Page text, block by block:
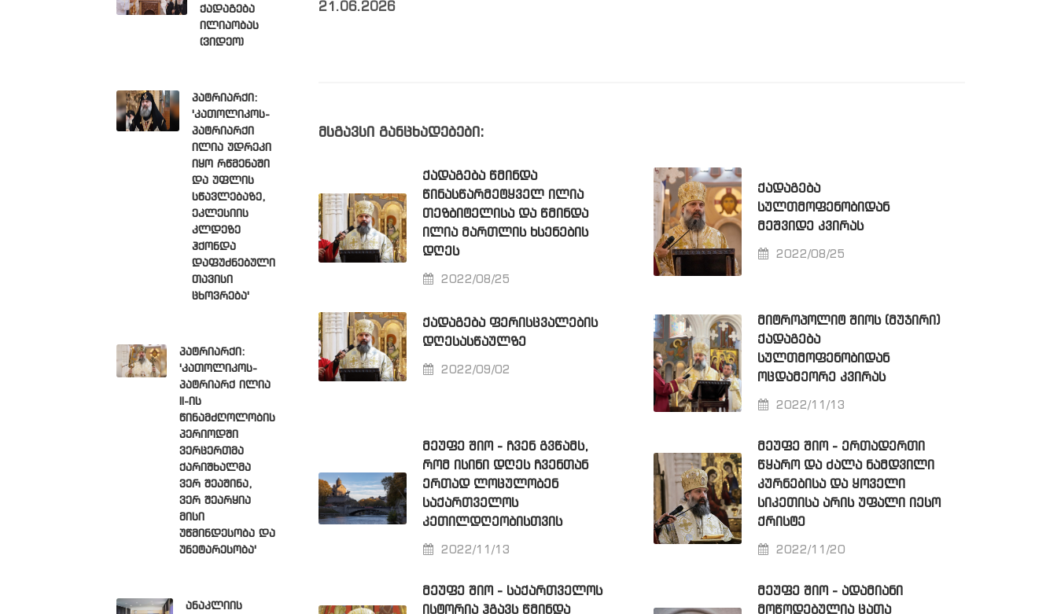
21.06.2026
მსგავსი განცხადებები:
ᲥᲐᲓᲐᲒᲔᲑᲐ ᲬᲛᲘᲜᲓᲐ
ᲬᲘᲜᲐᲡᲬᲐᲠᲛᲔᲢᲧᲕᲔᲚ ᲘᲚᲘᲐ
ᲗᲔᲖᲑᲘᲢᲔᲚᲘᲡᲐ ᲓᲐ ᲬᲛᲘᲜᲓᲐ
ᲘᲚᲘᲐ ᲛᲐᲠᲗᲚᲘᲡ ᲮᲡᲔᲜᲔᲑᲘᲡ
ᲓᲦᲔᲡ
2022/08/25
ᲥᲐᲓᲐᲒᲔᲑᲐ
ᲡᲣᲚᲗᲛᲝᲤᲔᲜᲝᲑᲘᲓᲐᲜ
ᲛᲔᲨᲕᲘᲓᲔ ᲙᲕᲘᲠᲐᲡ
2022/08/25
ᲥᲐᲓᲐᲒᲔᲑᲐ ᲤᲔᲠᲘᲡᲪᲕᲐᲚᲔᲑᲘᲡ
ᲓᲦᲔᲡᲐᲡᲬᲐᲣᲚᲖᲔ
2022/09/02
ᲛᲘᲢᲠᲝᲞᲝᲚᲘᲢ ᲨᲘᲝᲡ (ᲛᲣᲯᲘᲠᲘ)
ᲥᲐᲓᲐᲒᲔᲑᲐ
ᲡᲣᲚᲗᲛᲝᲤᲔᲜᲝᲑᲘᲓᲐᲜ
ᲝᲪᲓᲐᲛᲔᲝᲠᲔ ᲙᲕᲘᲠᲐᲡ
2022/11/13
ᲛᲔᲣᲤᲔ ᲨᲘᲝ - ᲩᲕᲔᲜ ᲒᲕᲬᲐᲛᲡ,
ᲠᲝᲛ ᲘᲡᲘᲜᲘ ᲓᲦᲔᲡ ᲩᲕᲔᲜᲗᲐᲜ
ᲔᲠᲗᲐᲓ ᲚᲝᲪᲣᲚᲝᲑᲔᲜ
ᲡᲐᲥᲐᲠᲗᲕᲔᲚᲝᲡ
ᲙᲔᲗᲘᲚᲓᲦᲔᲝᲑᲘᲡᲗᲕᲘᲡ
2022/11/13
ᲛᲔᲣᲤᲔ ᲨᲘᲝ - ᲔᲠᲗᲐᲓᲔᲠᲗᲘ
ᲬᲧᲐᲠᲝ ᲓᲐ ᲫᲐᲚᲐ ᲜᲐᲛᲓᲕᲘᲚᲘ
ᲙᲣᲠᲜᲔᲑᲘᲡᲐ ᲓᲐ ᲧᲝᲕᲔᲚᲘ
ᲡᲘᲙᲔᲗᲘᲡᲐ ᲐᲠᲘᲡ ᲣᲤᲐᲚᲘ ᲘᲔᲡᲝ
ᲥᲠᲘᲡᲢᲔ
2022/11/20
ᲛᲔᲣᲤᲔ ᲨᲘᲝ - ᲡᲐᲥᲐᲠᲗᲕᲔᲚᲝᲡ
ᲘᲡᲢᲝᲠᲘᲐ ᲰᲒᲐᲕᲡ ᲬᲛᲘᲜᲓᲐ
ᲛᲔᲣᲤᲔ ᲨᲘᲝ - ᲐᲓᲐᲛᲘᲐᲜᲘ
ᲛᲝᲬᲝᲓᲔᲑᲣᲚᲘᲐ ᲪᲐᲗᲐ
ქადაგება
ილიაობას
(ვიდეო)
პატრიარქი:
'კათოლიკოს-
პატრიარქი
ილია უდრეკი
იყო რწმენაში
და უფლის
სწავლებაზე,
ეკლესიის
კლდეზე
ჰქონდა
დაფუძნებული
თავისი
ცხოვრება'
პატრიარქი:
'კათოლიკოს-
პატრიარქ ილია
II-ის
წინამძღოლობის
პერიოდში
ვერცერთმა
ქარიშხალმა
ვერ შეაშინა,
ვერ შეარყია
მისი
უწმინდესობა და
უნეტარესობა'
ანაკლიის